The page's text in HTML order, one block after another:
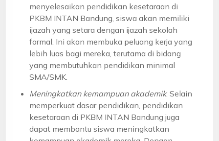
menyelesaikan pendidikan kesetaraan di
PKBM INTAN Bandung, siswa akan memiliki
ijazah yang setara dengan ijazah sekolah
formal. Ini akan membuka peluang kerja yang
lebih luas bagi mereka, terutama di bidang
yang membutuhkan pendidikan minimal
SMA/SMK.
Meningkatkan kemampuan akademik: Selain
memperkuat dasar pendidikan, pendidikan
kesetaraan di PKBM INTAN Bandung juga
dapat membantu siswa meningkatkan